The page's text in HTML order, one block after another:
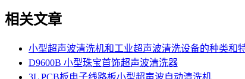
相关文章
小型超声波清洗机和工业超声波清洗设备的种类和
D9600B 小型珠宝首饰超声波清洗器
3L PCB板电子线路板小型超声波自动清洗机